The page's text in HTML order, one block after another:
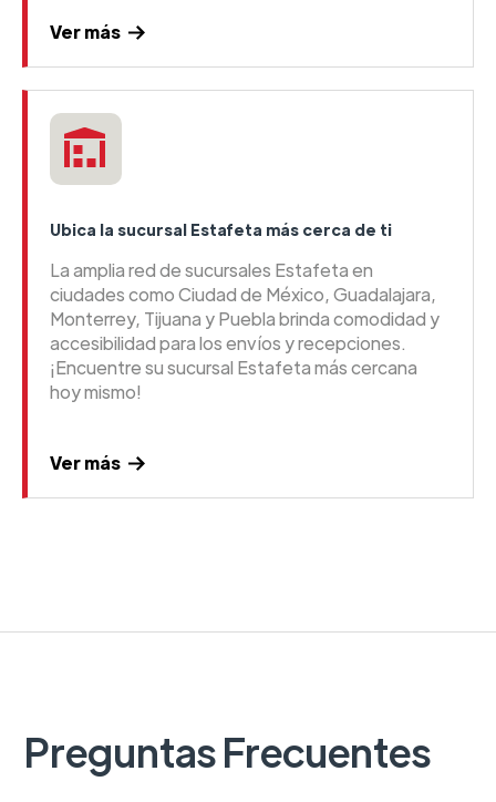
Ver más
Ubica la sucursal Estafeta más cerca de ti
La amplia red de sucursales Estafeta en
ciudades como Ciudad de México, Guadalajara,
Monterrey, Tijuana y Puebla brinda comodidad y
accesibilidad para los envíos y recepciones.
¡Encuentre su sucursal Estafeta más cercana
hoy mismo!
Ver más
Preguntas Frecuentes